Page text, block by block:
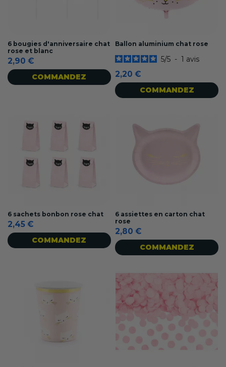
6 bougies d'anniversaire chat
rose et blanc
2,90 €
COMMANDEZ
Ballon aluminium chat rose
5/5 - 1 avis
2,20 €
COMMANDEZ
6 sachets bonbon rose chat
2,45 €
COMMANDEZ
6 assiettes en carton chat
rose
2,80 €
COMMANDEZ